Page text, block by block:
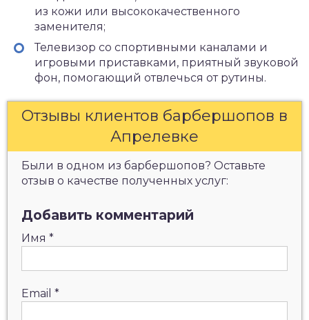
из кожи или высококачественного
заменителя;
Телевизор со спортивными каналами и
игровыми приставками, приятный звуковой
фон, помогающий отвлечься от рутины.
Отзывы клиентов барбершопов в
Апрелевке
Были в одном из барбершопов? Оставьте
отзыв о качестве полученных услуг:
Добавить комментарий
Имя *
Email *